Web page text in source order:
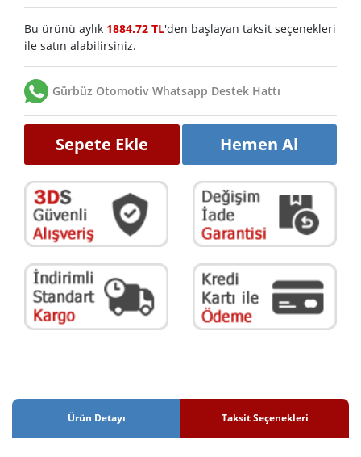
Bu ürünü aylık 1884.72 TL'den başlayan taksit seçenekleri
ile satın alabilirsiniz.
Gürbüz Otomotiv Whatsapp Destek Hattı
Sepete Ekle Hemen Al
Ürün Detayı Taksit Seçenekleri